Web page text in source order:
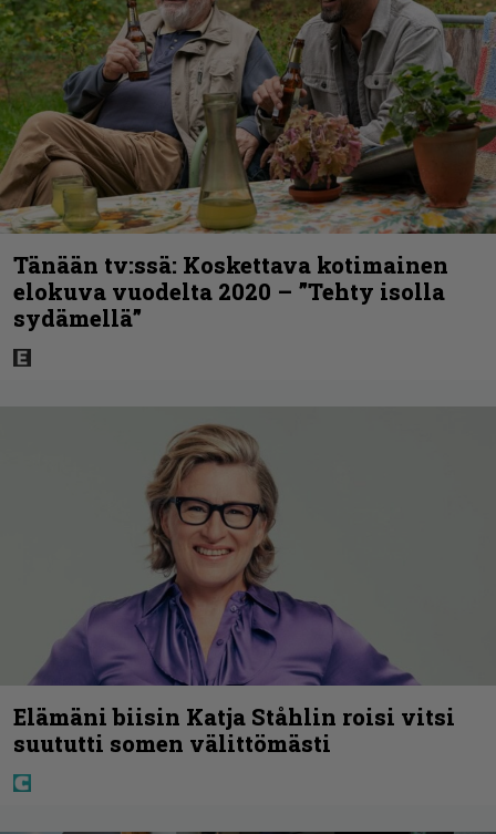
Tänään tv:ssä: Koskettava kotimainen
elokuva vuodelta 2020 – ”Tehty isolla
sydämellä”
Elämäni biisin Katja Ståhlin roisi vitsi
suututti somen välittömästi